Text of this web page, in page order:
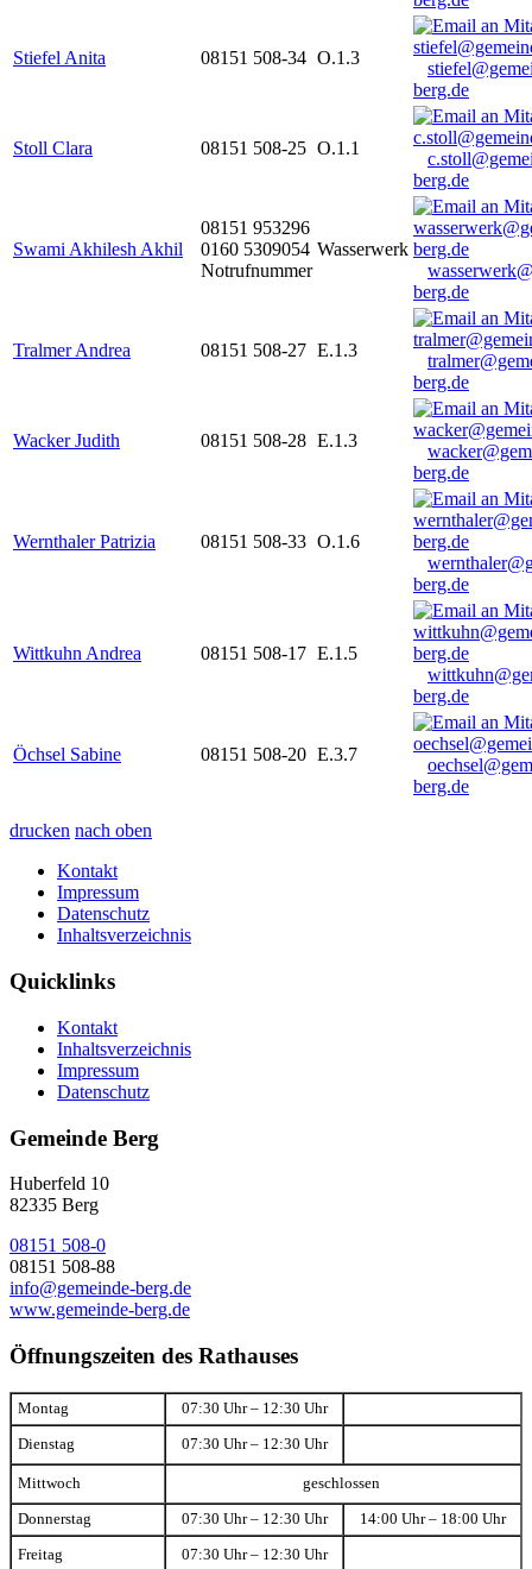
Stiefel Anita 08151 508-34 O.1.3
berg.de
Stoll Clara 08151 508-25 O.1.1
berg.de
Swami Akhilesh Akhil
08151 953296
0160 5309054
Notrufnummer
Wasserwerk
berg.de
Tralmer Andrea 08151 508-27 E.1.3
berg.de
Wacker Judith 08151 508-28 E.1.3
berg.de
Wernthaler Patrizia 08151 508-33 O.1.6
berg.de
Wittkuhn Andrea 08151 508-17 E.1.5
berg.de
Öchsel Sabine 08151 508-20 E.3.7
berg.de
drucken nach oben
Kontakt
Impressum
Datenschutz
Inhaltsverzeichnis
Quicklinks
Kontakt
Inhaltsverzeichnis
Impressum
Datenschutz
Gemeinde Berg
Huberfeld 10
82335 Berg
08151 508-0
08151 508-88
info@gemeinde-berg.de
www.gemeinde-berg.de
Öffnungszeiten des Rathauses
Montag 07:30 Uhr – 12:30 Uhr
Dienstag 07:30 Uhr – 12:30 Uhr
Mittwoch geschlossen
Donnerstag 07:30 Uhr – 12:30 Uhr 14:00 Uhr – 18:00 Uhr
Freitag 07:30 Uhr – 12:30 Uhr